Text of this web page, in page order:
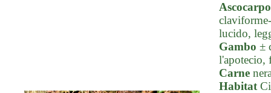
Ascocarpo
lucido,
Gambo ±
l'apotecio,
Carne
Habitat